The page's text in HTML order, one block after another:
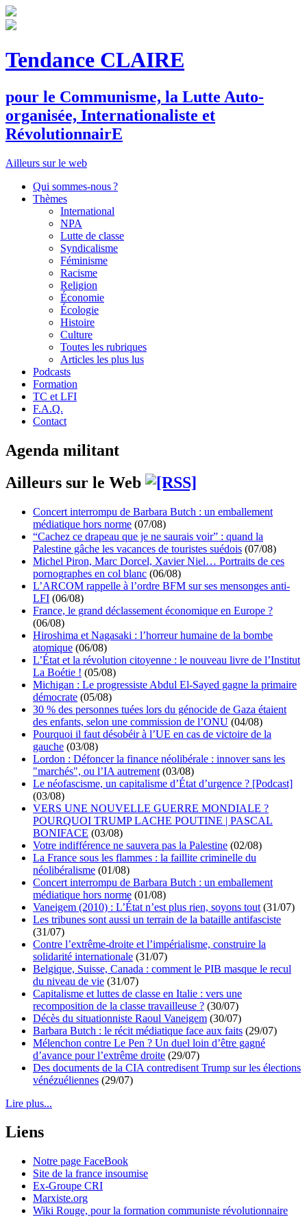
Tendance CLAIRE
pour le Communisme, la Lutte Auto-
organisée, Internationaliste et
RévolutionnairE
Ailleurs sur le web
Qui sommes-nous ?
Thèmes
International
NPA
Lutte de classe
Syndicalisme
Féminisme
Racisme
Religion
Économie
Écologie
Histoire
Culture
Toutes les rubriques
Articles les plus lus
Podcasts
Formation
TC et LFI
F.A.Q.
Contact
Agenda militant
Ailleurs sur le Web
Concert interrompu de Barbara Butch : un emballement
médiatique hors norme (07/08)
“Cachez ce drapeau que je ne saurais voir” : quand la
Palestine gâche les vacances de touristes suédois (07/08)
Michel Piron, Marc Dorcel, Xavier Niel… Portraits de ces
pornographes en col blanc (06/08)
L’ARCOM rappelle à l’ordre BFM sur ses mensonges anti-
LFI (06/08)
France, le grand déclassement économique en Europe ?
(06/08)
Hiroshima et Nagasaki : l’horreur humaine de la bombe
atomique (06/08)
L’État et la révolution citoyenne : le nouveau livre de l’Institut
La Boétie ! (05/08)
Michigan : Le progressiste Abdul El-Sayed gagne la primaire
démocrate (05/08)
30 % des personnes tuées lors du génocide de Gaza étaient
des enfants, selon une commission de l’ONU (04/08)
Pourquoi il faut désobéir à l’UE en cas de victoire de la
gauche (03/08)
Lordon : Défoncer la finance néolibérale : innover sans les
"marchés", ou l’IA autrement (03/08)
Le néofascisme, un capitalisme d’État d’urgence ? [Podcast]
(03/08)
VERS UNE NOUVELLE GUERRE MONDIALE ?
POURQUOI TRUMP LACHE POUTINE | PASCAL
BONIFACE (03/08)
Votre indifférence ne sauvera pas la Palestine (02/08)
La France sous les flammes : la faillite criminelle du
néolibéralisme (01/08)
Concert interrompu de Barbara Butch : un emballement
médiatique hors norme (01/08)
Vaneigem (2010) : L’État n’est plus rien, soyons tout (31/07)
Les tribunes sont aussi un terrain de la bataille antifasciste
(31/07)
Contre l’extrême-droite et l’impérialisme, construire la
solidarité internationale (31/07)
Belgique, Suisse, Canada : comment le PIB masque le recul
du niveau de vie (31/07)
Capitalisme et luttes de classe en Italie : vers une
recomposition de la classe travailleuse ? (30/07)
Décès du situationniste Raoul Vaneigem (30/07)
Barbara Butch : le récit médiatique face aux faits (29/07)
Mélenchon contre Le Pen ? Un duel loin d’être gagné
d’avance pour l’extrême droite (29/07)
Des documents de la CIA contredisent Trump sur les élections
vénézuéliennes (29/07)
Lire plus...
Liens
Notre page FaceBook
Site de la france insoumise
Ex-Groupe CRI
Marxiste.org
Wiki Rouge, pour la formation communiste révolutionnaire